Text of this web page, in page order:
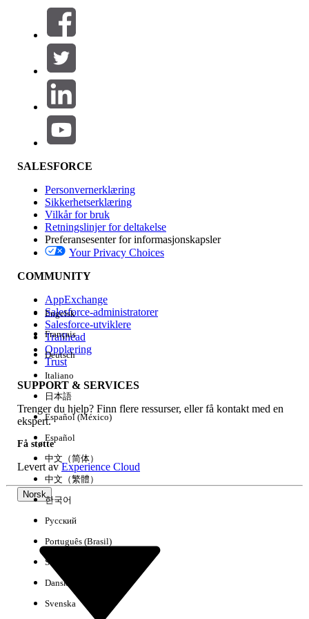
Filtre (0)
VELG FILTRE
Produktområde
Funksjonsinnvirkning
Utgave
Erfaring
Fjern alle Utført
SALESFORCE
Personvernerklæring
Sikkerhetserklæring
Vilkår for bruk
Retningslinjer for deltakelse
Preferansesenter for informasjonskapsler
Your Privacy Choices
COMMUNITY
AppExchange
Salesforce-administratorer
Salesforce-utviklere
Trailhead
Opplæring
Trust
SUPPORT & SERVICES
Trenger du hjelp? Finn flere ressurser, eller få kontakt med en
ekspert.
Få støtte
Levert avExperience Cloud
Norsk
Engelsk
Français
Deutsch
Italiano
日本語
Español (México)
Español
中文（简体）
中文（繁體）
한국어
Русский
Português (Brasil)
Suomi
Dansk
Svenska